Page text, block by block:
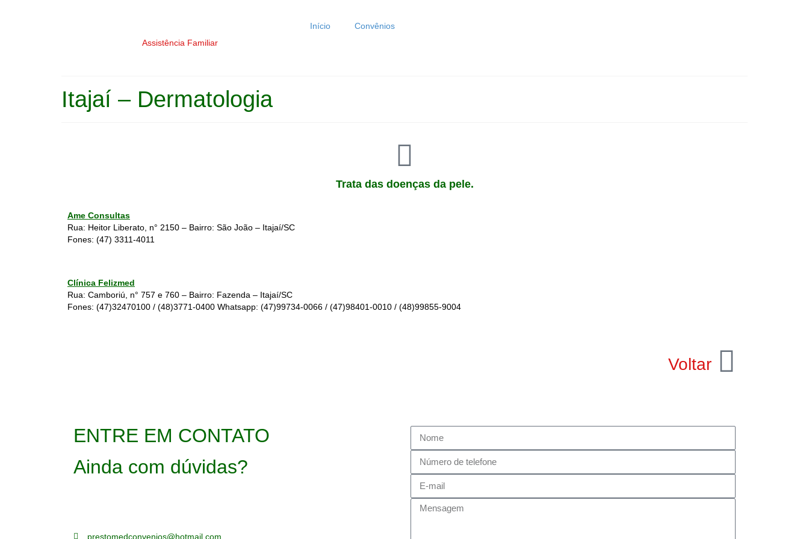
Assistência Familiar
Início Convênios
Itajaí – Dermatologia
Trata das doenças da pele.
Ame Consultas
Rua: Heitor Liberato, n° 2150 – Bairro: São João – Itajaí/SC
Fones: (47) 3311-4011
Clínica Felizmed
Rua: Camboriú, n° 757 e 760 – Bairro: Fazenda – Itajaí/SC
Fones: (47)32470100 / (48)3771-0400 Whatsapp: (47)99734-0066 / (47)98401-0010 / (48)99855-9004
Voltar
ENTRE EM CONTATO
Ainda com dúvidas?
prestomedconvenios@hotmail.com